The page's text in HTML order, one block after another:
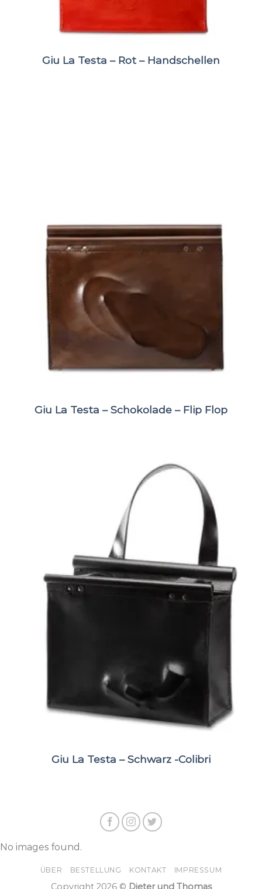
Giu La Testa – Rot – Handschellen
Giu La Testa – Schokolade – Flip Flop
Giu La Testa – Schwarz -Colibri
No images found.
ÜBER BESTELLUNG KONTAKT IMPRESSUM
Copyright 2026 © Dieter und Thomas